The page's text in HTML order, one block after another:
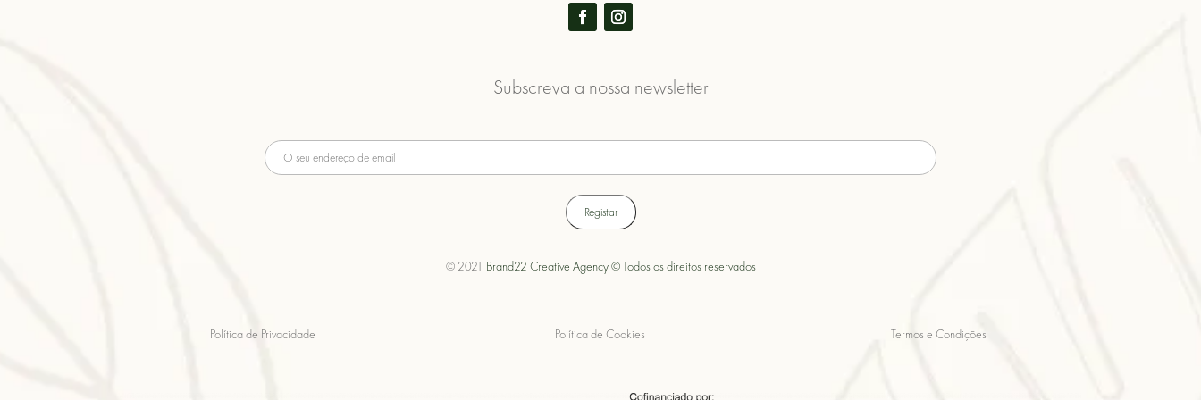
Subscreva a nossa newsletter
© 2021 Brand22 Creative Agency © Todos os direitos reservados
Política de Privacidade Política de Cookies Termos e Condições